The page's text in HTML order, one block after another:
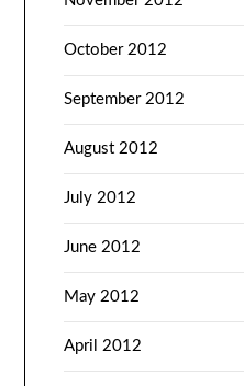
October 2012
September 2012
August 2012
July 2012
June 2012
May 2012
April 2012